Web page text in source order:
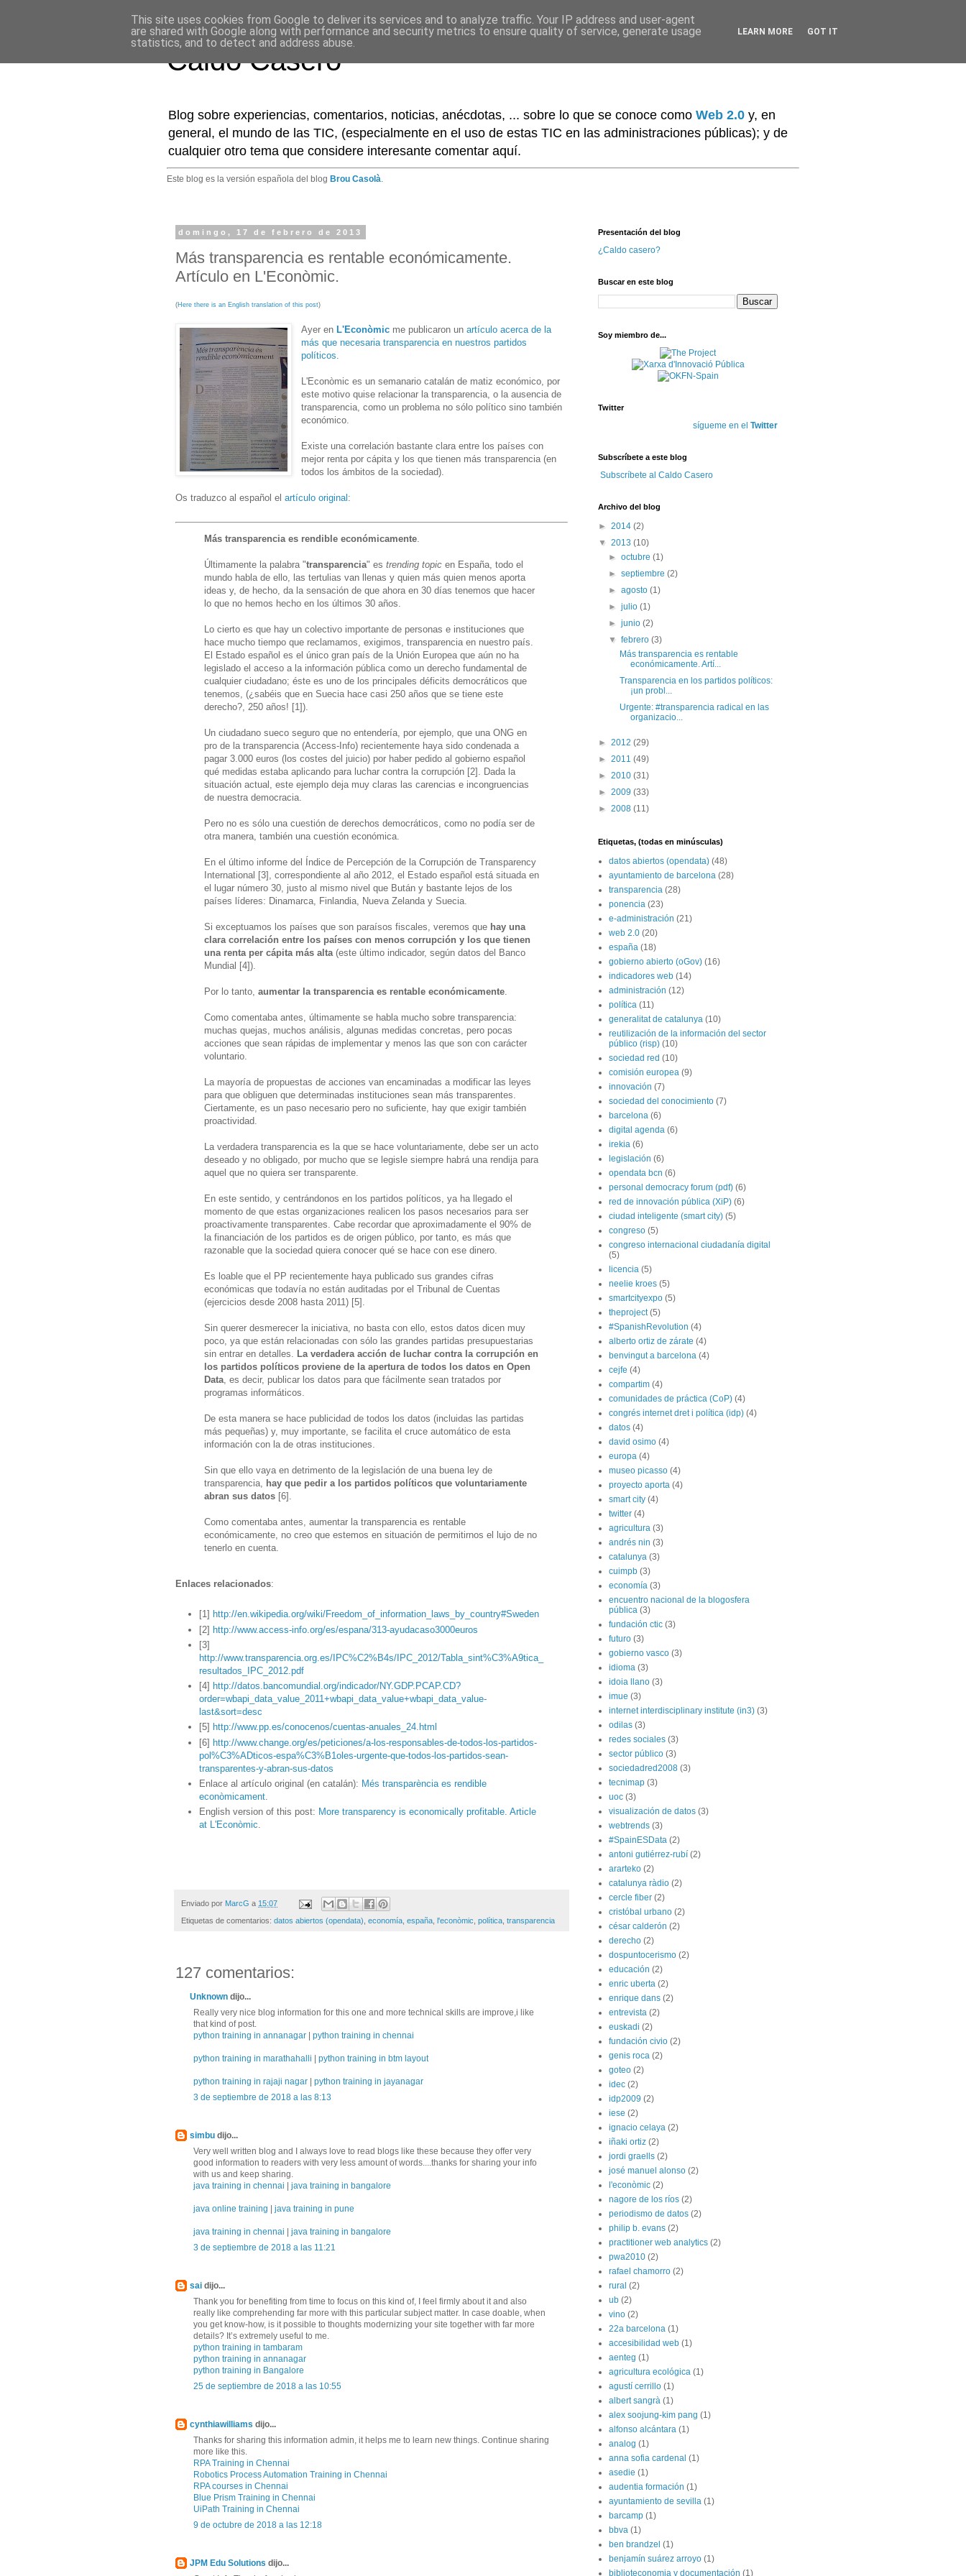
Caldo Casero
Blog sobre experiencias, comentarios, noticias, anécdotas, ... sobre lo que se conoce como Web 2.0 y, en
general, el mundo de las TIC, (especialmente en el uso de estas TIC en las administraciones públicas); y de
cualquier otro tema que considere interesante comentar aquí.
Este blog es la versión española del blog Brou Casolà.
domingo, 17 de febrero de 2013
Más transparencia es rentable económicamente.
Artículo en L'Econòmic.
(Here there is an English translation of this post)
Ayer enL'Econòmic me publicaron unartículo acerca de la
más que necesaria transparencia en nuestros partidos
políticos
L'Econòmic es un semanario catalán de matiz económico, por
este motivo quise relacionar la transparencia, o la ausencia de
transparencia, como un problema no sólo político sino también
económico.
Existe una correlación bastante clara entre los países con
mejor renta por cápita y los que tienen más transparencia (en
todos los ámbitos de la sociedad).
Os traduzco al español el artículo original:
Más transparencia es rendible económicamente.
Últimamente la palabra "transparencia" es trending topic en España, todo el
mundo habla de ello, las tertulias van llenas y quien más quien menos aporta
ideas y, de hecho, da la sensación de que ahora en 30 días tenemos que hacer
lo que no hemos hecho en los últimos 30 años.
Lo cierto es que hay un colectivo importante de personas e instituciones que
hace mucho tiempo que reclamamos, exigimos, transparencia en nuestro país.
El Estado español es el único gran país de la Unión Europea que aún no ha
legislado el acceso a la información pública como un derecho fundamental de
cualquier ciudadano; éste es uno de los principales déficits democráticos que
tenemos, (¿sabéis que en Suecia hace casi 250 años que se tiene este
derecho?, 250 años! [1]).
Un ciudadano sueco seguro que no entendería, por ejemplo, que una ONG en
pro de la transparencia (Access-Info) recientemente haya sido condenada a
pagar 3.000 euros (los costes del juicio) por haber pedido al gobierno español
qué medidas estaba aplicando para luchar contra la corrupción [2]. Dada la
situación actual, este ejemplo deja muy claras las carencias e incongruencias
de nuestra democracia.
Pero no es sólo una cuestión de derechos democráticos, como no podía ser de
otra manera, también una cuestión económica.
En el último informe del Índice de Percepción de la Corrupción de Transparency
International [3], correspondiente al año 2012, el Estado español está situada en
el lugar número 30, justo al mismo nivel que Bután y bastante lejos de los
países líderes: Dinamarca, Finlandia, Nueva Zelanda y Suecia.
Si exceptuamos los países que son paraísos fiscales, veremos que hay una
clara correlación entre los países con menos corrupción y los que tienen
una renta per cápita más alta(este último indicador, según datos del Banco
Mundial [4]).
Por lo tanto, aumentar la transparencia es rentable económicamente.
Como comentaba antes, últimamente se habla mucho sobre transparencia:
muchas quejas, muchos análisis, algunas medidas concretas, pero pocas
acciones que sean rápidas de implementar y menos las que son con carácter
voluntario.
La mayoría de propuestas de acciones van encaminadas a modificar las leyes
para que obliguen que determinadas instituciones sean más transparentes.
Ciertamente, es un paso necesario pero no suficiente, hay que exigir también
proactividad.
La verdadera transparencia es la que se hace voluntariamente, debe ser un acto
deseado y no obligado, por mucho que se legisle siempre habrá una rendija para
aquel que no quiera ser transparente.
En este sentido, y centrándonos en los partidos políticos, ya ha llegado el
momento de que estas organizaciones realicen los pasos necesarios para ser
proactivamente transparentes. Cabe recordar que aproximadamente el 90% de
la financiación de los partidos es de origen público, por tanto, es más que
razonable que la sociedad quiera conocer qué se hace con ese dinero.
Es loable que el PP recientemente haya publicado sus grandes cifras
económicas que todavía no están auditadas por el Tribunal de Cuentas
(ejercicios desde 2008 hasta 2011) [5].
Sin querer desmerecer la iniciativa, no basta con ello, estos datos dicen muy
poco, ya que están relacionadas con sólo las grandes partidas presupuestarias
sin entrar en detalles. La verdadera acción de luchar contra la corrupción en
los partidos políticos proviene de la apertura de todos los datos en Open
Data, es decir, publicar los datos para que fácilmente sean tratados por
programas informáticos.
De esta manera se hace publicidad de todos los datos (incluidas las partidas
más pequeñas) y, muy importante, se facilita el cruce automático de esta
información con la de otras instituciones.
Sin que ello vaya en detrimento de la legislación de una buena ley de
transparencia, hay que pedir a los partidos políticos que voluntariamente
abran sus datos [6].
Como comentaba antes, aumentar la transparencia es rentable
económicamente, no creo que estemos en situación de permitirnos el lujo de no
tenerlo en cuenta.
Enlaces relacionados:
[1] http://en.wikipedia.org/wiki/Freedom_of_information_laws_by_country#Sweden
[2] http://www.access-info.org/es/espana/313-ayudacaso3000euros
[3]
http://www.transparencia.org.es/IPC%C2%B4s/IPC_2012/Tabla_sint%C3%A9tica_
resultados_IPC_2012.pdf
[4] http://datos.bancomundial.org/indicador/NY.GDP.PCAP.CD?
order=wbapi_data_value_2011+wbapi_data_value+wbapi_data_value-
last&sort=desc
[5] http://www.pp.es/conocenos/cuentas-anuales_24.html
[6] http://www.change.org/es/peticiones/a-los-responsables-de-todos-los-partidos-
pol%C3%ADticos-espa%C3%B1oles-urgente-que-todos-los-partidos-sean-
transparentes-y-abran-sus-datos
Enlace al artículo original (en catalán): Més transparència es rendible
econòmicament.
English version of this post: More transparency is economically profitable. Article
at L'Econòmic.
Enviado por MarcG a 15:07
Etiquetas de comentarios: datos abiertos (opendata) economía españa l'econòmic política transparencia
127 comentarios:
Unknown dijo...
Really very nice blog information for this one and more technical skills are improve,i like
that kind of post.
python training in annanagar
python training in chennai
python training in marathahalli python training in btm layout
python training in rajaji nagar
python training in jayanagar
3 de septiembre de 2018 a las 8:13
simbu dijo...
Very well written blog and I always love to read blogs like these because they offer very
good information to readers with very less amount of words....thanks for sharing your info
with us and keep sharing.
java training in chennai
java training in bangalore
java online training java training in pune
java training in chennai
java training in bangalore
3 de septiembre de 2018 a las 11:21
sai dijo...
Thank you for benefiting from time to focus on this kind of, I feel firmly about it and also
really like comprehending far more with this particular subject matter. In case doable, when
you get know-how, is it possible to thoughts modernizing your site together with far more
details? It’s extremely useful to me.
python training in tambaram
python training in annanagar
python training in Bangalore
25 de septiembre de 2018 a las 10:55
cynthiawilliams dijo...
Thanks for sharing this information admin, it helps me to learn new things. Continue sharing
more like this.
RPA Training in Chennai
Robotics Process Automation Training in Chennai
RPA courses in Chennai
Blue Prism Training in Chennai
UiPath Training in Chennai
9 de octubre de 2018 a las 12:18
JPM Edu Solutions dijo...
Presentación del blog
¿Caldo casero?
Buscar en este blog
Soy miembro de...
Twitter
sígueme en el Twitter
Subscríbete a este blog
Subscríbete al Caldo Casero
Archivo del blog
► 2014 (2)
▼ 2013 (10)
►octubre(1)
►septiembre(2)
►agosto(1)
►julio(1)
►junio(2)
▼febrero(3)
Más transparencia es rentable
económicamente. Artí...
Transparencia en los partidos políticos:
¡un probl...
Urgente: #transparencia radical en las
organizacio...
► 2012 (29)
► 2011 (49)
► 2010 (31)
► 2009 (33)
► 2008 (11)
Etiquetas, (todas en minúsculas)
datos abiertos (opendata) (48)
ayuntamiento de barcelona (28)
transparencia (28)
ponencia (23)
e-administración (21)
web 2.0 (20)
españa (18)
gobierno abierto (oGov) (16)
indicadores web (14)
administración (12)
política (11)
generalitat de catalunya (10)
reutilización de la información del sector
público (risp) (10)
sociedad red (10)
comisión europea (9)
innovación (7)
sociedad del conocimiento (7)
barcelona (6)
digital agenda (6)
irekia (6)
legislación (6)
opendata bcn (6)
personal democracy forum (pdf) (6)
red de innovación pública (XiP) (6)
ciudad inteligente (smart city) (5)
congreso (5)
congreso internacional ciudadanía digital
(5)
licencia (5)
neelie kroes (5)
smartcityexpo (5)
theproject (5)
#SpanishRevolution (4)
alberto ortiz de zárate (4)
benvingut a barcelona (4)
cejfe (4)
compartim (4)
comunidades de práctica (CoP) (4)
congrés internet dret i política (idp) (4)
datos (4)
david osimo (4)
europa (4)
museo picasso (4)
proyecto aporta (4)
smart city (4)
twitter (4)
agricultura (3)
andrés nin (3)
catalunya (3)
cuimpb (3)
economía (3)
encuentro nacional de la blogosfera
pública (3)
fundación ctic (3)
futuro (3)
gobierno vasco (3)
idioma (3)
idoia llano (3)
imue (3)
internet interdisciplinary institute (in3) (3)
odilas (3)
redes sociales (3)
sector público (3)
sociedadred2008 (3)
tecnimap (3)
uoc (3)
visualización de datos (3)
webtrends (3)
#SpainESData (2)
antoni gutiérrez-rubí (2)
ararteko (2)
catalunya ràdio (2)
cercle fiber (2)
cristóbal urbano (2)
césar calderón (2)
derecho (2)
dospuntocerismo (2)
educación (2)
enric uberta (2)
enrique dans (2)
entrevista (2)
euskadi (2)
fundación civio (2)
genis roca (2)
goteo (2)
idec (2)
idp2009 (2)
iese (2)
ignacio celaya (2)
iñaki ortiz (2)
jordi graells (2)
josé manuel alonso (2)
l'econòmic (2)
nagore de los ríos (2)
periodismo de datos (2)
philip b. evans (2)
practitioner web analytics (2)
pwa2010 (2)
rafael chamorro (2)
rural (2)
ub (2)
vino (2)
22a barcelona (1)
accesibilidad web (1)
aenteg (1)
agricultura ecológica (1)
agustí cerrillo (1)
albert sangrà (1)
alex soojung-kim pang (1)
alfonso alcántara (1)
analog (1)
anna sofia cardenal (1)
asedie (1)
audentia formación (1)
ayuntamiento de sevilla (1)
barcamp (1)
bbva (1)
ben brandzel (1)
benjamín suárez arroyo (1)
biblioteconomia y documentación (1)
This site uses cookies from Google to deliver its services and to analyze traffic. Your IP address and user-agent
are shared with Google along with performance and security metrics to ensure quality of service, generate usage
statistics, and to detect and address abuse.
LEARN MORE GOT IT